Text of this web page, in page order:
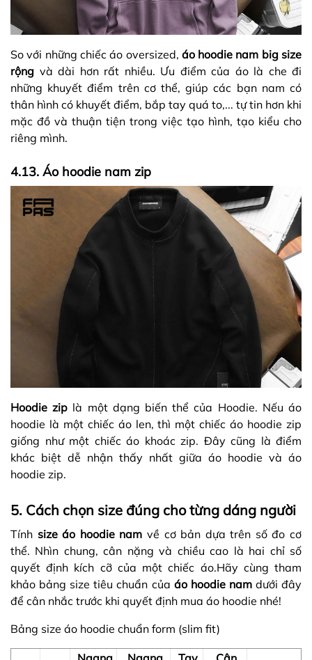
So với những chiếc áo oversized, áo hoodie nam big size
rộng và dài hơn rất nhiều. Ưu điểm của áo là che đi
những khuyết điểm trên cơ thể, giúp các bạn nam có
thân hình có khuyết điểm, bắp tay quá to,... tự tin hơn khi
mặc đồ và thuận tiện trong việc tạo hình, tạo kiểu cho
riêng mình.
4.13. Áo hoodie nam zip
Hoodie zip là một dạng biến thể của Hoodie. Nếu áo
hoodie là một chiếc áo len, thì một chiếc áo hoodie zip
giống như một chiếc áo khoác zip. Đây cũng là điểm
khác biệt dễ nhận thấy nhất giữa áo hoodie và áo
hoodie zip.
5. Cách chọn size đúng cho từng dáng người
Tính size áo hoodie nam về cơ bản dựa trên số đo cơ
thể. Nhìn chung, cân nặng và chiều cao là hai chỉ số
quyết định kích cỡ của một chiếc áo.Hãy cùng tham
khảo bảng size tiêu chuẩn của áo hoodie nam dưới đây
để cân nhắc trước khi quyết định mua áo hoodie nhé!
Bảng size áo hoodie chuẩn form (slim fit)